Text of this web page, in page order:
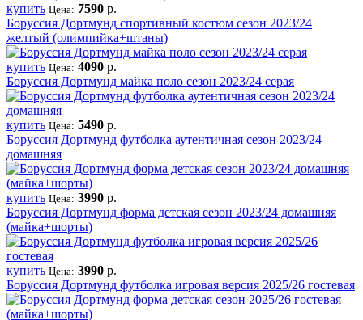
купить Цена: 7590 р.
Боруссия Дортмунд спортивный костюм сезон 2023/24
желтый (олимпийка+штаны)
купить Цена: 4090 р.
Боруссия Дортмунд майка поло сезон 2023/24 серая
купить Цена: 5490 р.
Боруссия Дортмунд футболка аутентичная сезон 2023/24
домашняя
купить Цена: 3990 р.
Боруссия Дортмунд форма детская сезон 2023/24 домашняя
(майка+шорты)
купить Цена: 3990 р.
Боруссия Дортмунд футболка игровая версия 2025/26 гостевая